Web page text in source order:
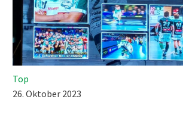
Top
26. Oktober 2023